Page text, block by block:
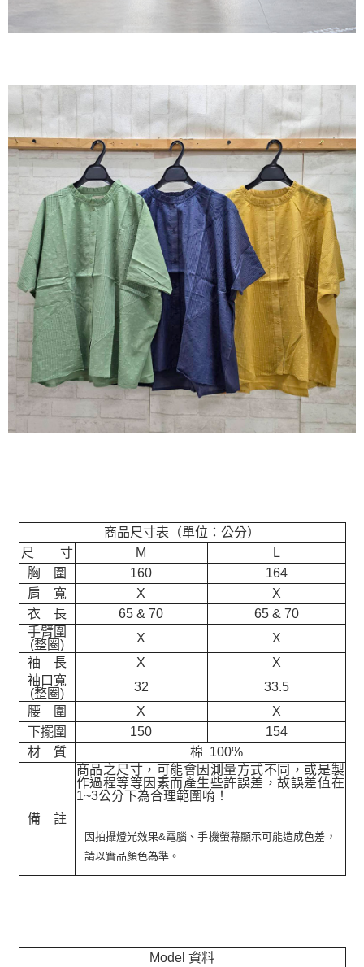
商品尺寸表（單位：公分）
尺 寸
M
L
胸 圍
160
164
肩 寬
X
X
衣 長
65 & 70
65 & 70
手臂圍
(整圈)
X
X
袖 長
X
X
袖口寬
(整圈)
32
33.5
腰 圍
X
X
下擺圍
150
154
材 質
棉 100%
備 註
商品之尺寸，可能會因測量方式不同，或是製
作過程等等因素而產生些許誤差，故誤差值在
1~3公分下為合理範圍唷！
因拍攝燈光效果&電腦、手機螢幕顯示可能造成色差，
請以實品顏色為準。
Model 資料